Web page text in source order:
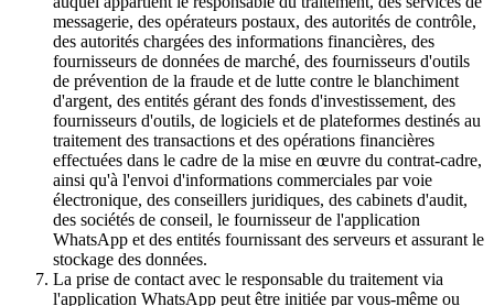
messagerie, des opérateurs postaux, des autorités de contrôle,
des autorités chargées des informations financières, des
fournisseurs de données de marché, des fournisseurs d'outils
de prévention de la fraude et de lutte contre le blanchiment
d'argent, des entités gérant des fonds d'investissement, des
fournisseurs d'outils, de logiciels et de plateformes destinés au
traitement des transactions et des opérations financières
effectuées dans le cadre de la mise en œuvre du contrat-cadre,
ainsi qu'à l'envoi d'informations commerciales par voie
électronique, des conseillers juridiques, des cabinets d'audit,
des sociétés de conseil, le fournisseur de l'application
WhatsApp et des entités fournissant des serveurs et assurant le
stockage des données.
La prise de contact avec le responsable du traitement via
l'application WhatsApp peut être initiée par vous-même ou